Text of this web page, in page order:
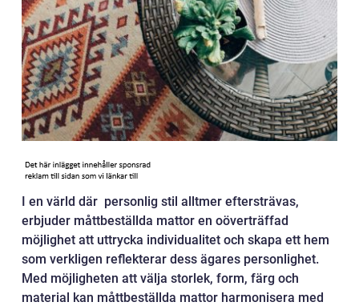
I en värld där personlig stil alltmer eftersträvas,
erbjuder måttbeställda mattor en oöverträffad
möjlighet att uttrycka individualitet och skapa ett hem
som verkligen reflekterar dess ägares personlighet.
Med möjligheten att välja storlek, form, färg och
material kan måttbeställda mattor harmonisera med